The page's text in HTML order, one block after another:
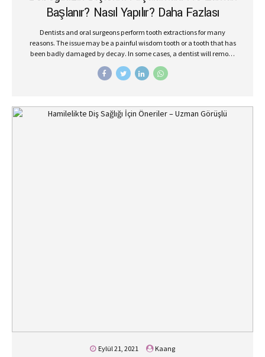
Başlanır? Nasıl Yapılır? Daha Fazlası
Dentists and oral surgeons perform tooth extractions for many
reasons. The issue may be a painful wisdom tooth or a tooth that has
been badly damaged by decay. In some cases, a dentist will remove
Eylül 21, 2021 Kaang